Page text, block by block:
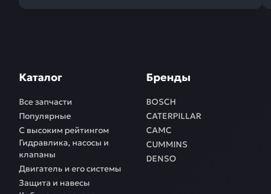
Каталог
Все запчасти
Популярные
С высоким рейтингом
Гидравлика, насосы и
клапаны
Двигатель и его системы
Защита и навесы
Бренды
BOSCH
CATERPILLAR
CAMC
CUMMINS
DENSO